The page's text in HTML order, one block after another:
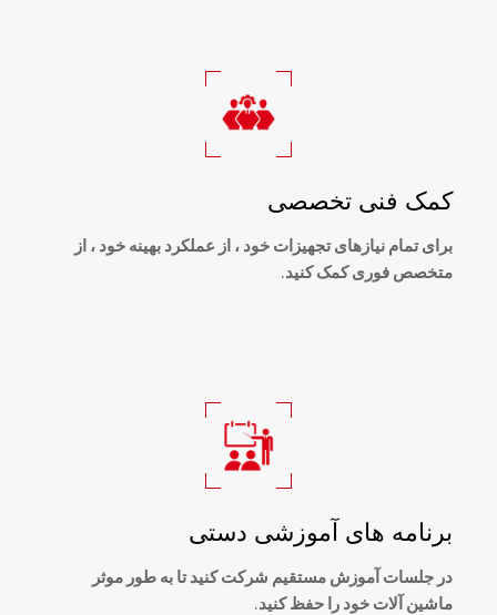
کمک فنی تخصصی
برای تمام نیازهای تجهیزات خود ، از عملکرد بهینه خود ، از
متخصص فوری کمک کنید.
برنامه های آموزشی دستی
در جلسات آموزش مستقیم شرکت کنید تا به طور موثر
ماشین آلات خود را حفظ کنید.